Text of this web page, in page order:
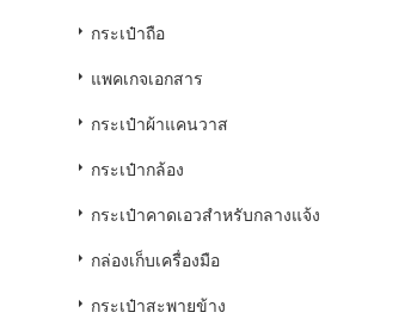
กระเป๋าถือ
แพคเกจเอกสาร
กระเป๋าผ้าแคนวาส
กระเป๋ากล้อง
กระเป๋าคาดเอวสำหรับกลางแจ้ง
กล่องเก็บเครื่องมือ
กระเป๋าสะพายข้าง